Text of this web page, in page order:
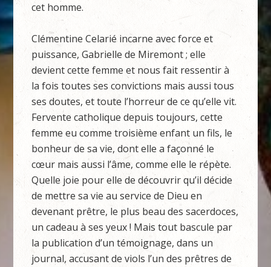
cet homme.
Clémentine Celarié incarne avec force et
puissance, Gabrielle de Miremont ; elle
devient cette femme et nous fait ressentir à
la fois toutes ses convictions mais aussi tous
ses doutes, et toute l’horreur de ce qu’elle vit.
Fervente catholique depuis toujours, cette
femme eu comme troisième enfant un fils, le
bonheur de sa vie, dont elle a façonné le
cœur mais aussi l’âme, comme elle le répète.
Quelle joie pour elle de découvrir qu’il décide
de mettre sa vie au service de Dieu en
devenant prêtre, le plus beau des sacerdoces,
un cadeau à ses yeux ! Mais tout bascule par
la publication d’un témoignage, dans un
journal, accusant de viols l’un des prêtres de